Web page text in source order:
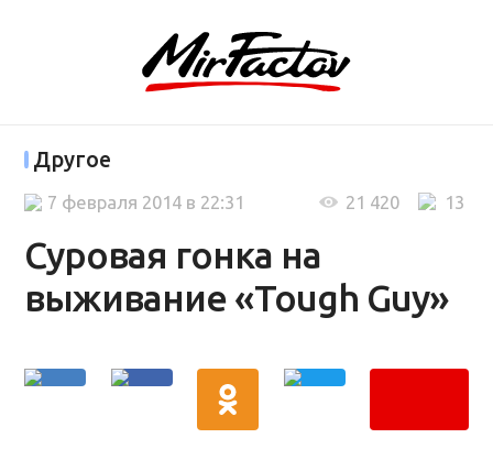
Другое
Суровая гонка на
выживание «Tough Guy»
13
21 420
7 февраля 2014 в 22:31